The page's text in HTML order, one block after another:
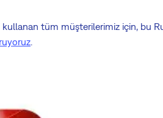
kullanan tüm müşterilerimiz için, bu
.